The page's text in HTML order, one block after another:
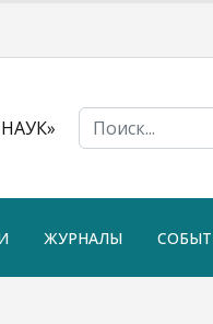
ЖУРНАЛЫ